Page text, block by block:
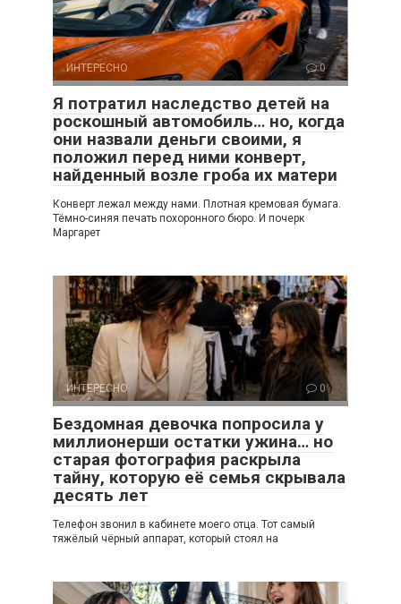
ИНТЕРЕСНО 0
Я потратил наследство детей на
роскошный автомобиль… но, когда
они назвали деньги своими, я
положил перед ними конверт,
найденный возле гроба их матери
Конверт лежал между нами. Плотная кремовая бумага.
Тёмно-синяя печать похоронного бюро. И почерк
Маргарет
ИНТЕРЕСНО 0
Бездомная девочка попросила у
миллионерши остатки ужина… но
старая фотография раскрыла
тайну, которую её семья скрывала
десять лет
Телефон звонил в кабинете моего отца. Тот самый
тяжёлый чёрный аппарат, который стоял на